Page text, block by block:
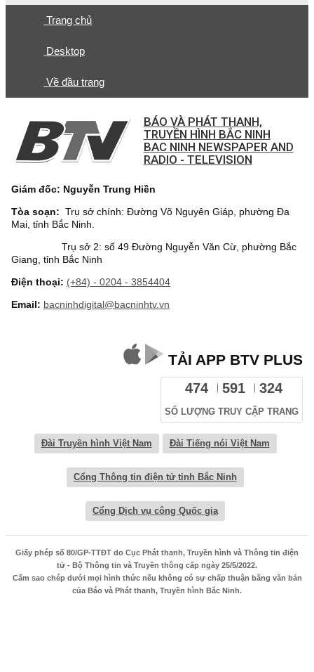
Trang chủ
Desktop
Về đầu trang
BÁO VÀ PHÁT THANH,
TRUYỀN HÌNH BẮC NINH
BAC NINH NEWSPAPER AND
RADIO - TELEVISION
Giám đốc: Nguyễn Trung Hiền
Tòa soạn: Trụ sở chính: Đường Võ Nguyên Giáp, phường Đa
Mai, tỉnh Bắc Ninh.
Trụ sở 2: số 49 Đường Nguyễn Văn Cừ, phường Bắc
Giang, tỉnh Bắc Ninh
Điện thoại: (+84) - 0204 - 3854404
Email: bacninhdigital@bacninhtv.vn
TẢI APP BTV PLUS
474 591 324
SỐ LƯỢNG TRUY CẬP TRANG
Đài Truyền hình Việt Nam Đài Tiếng nói Việt Nam
Cổng Thông tin điện tử tỉnh Bắc Ninh
Cổng Dịch vụ công Quốc gia
Giấy phép số 80/GP-TTĐT do Cục Phát thanh, Truyền hình và Thông tin điện
tử - Bộ Thông tin và Truyền thông cấp ngày 25/5/2022.
Cấm sao chép dưới mọi hình thức nếu không có sự chấp thuận bằng văn bản
của Báo và Phát thanh, Truyền hình Bắc Ninh.